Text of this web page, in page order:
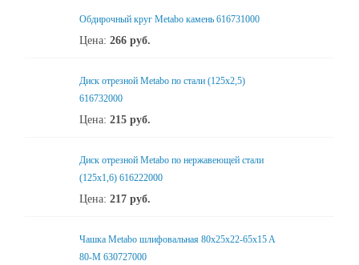
Обдирочный круг Metabo камень 616731000
Цена: 266 руб.
Диск отрезной Metabo по стали (125x2,5)
616732000
Цена: 215 руб.
Диск отрезной Metabo по нержавеющей стали
(125x1,6) 616222000
Цена: 217 руб.
Чашка Metabo шлифовальная 80x25x22-65x15 A
80-M 630727000